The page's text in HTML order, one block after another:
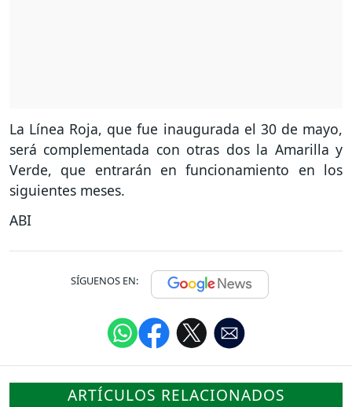
La Línea Roja, que fue inaugurada el 30 de mayo,
será complementada con otras dos la Amarilla y
Verde, que entrarán en funcionamiento en los
siguientes meses.
ABI
SÍGUENOS EN:
ARTÍCULOS RELACIONADOS